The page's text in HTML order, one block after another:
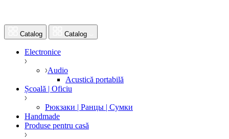
Catalog Catalog
Electronice
Audio
Acustică portabilă
Școală | Oficiu
Рюкзаки | Ранцы | Сумки
Handmade
Produse pentru casă